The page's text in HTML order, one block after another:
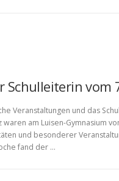
Schulleiterin vom
Veranstaltungen und das
waren am Luisen-Gymnasium
und besonderer
fand der …